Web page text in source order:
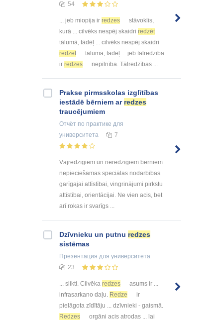
54
... jeb miopija ir redzes
stāvoklis,
kurā ... cilvēks nespēj skaidri redzēt
tālumā, tādēļ ... cilvēks nespēj skaidri
redzēt
tālumā, tādēļ ... jeb tālredzība
ir redzes nepilnība. Tālredzības ...
Prakse pirmsskolas izglītības
iestādē bērniem ar redzes
traucējumiem
Отчёт по практике для
университета
7
Vājredzīgiem un neredzīgiem bērniem
nepieciešamas speciālas nodarbības
garīgajai attīstībai, vingrinājumi pirkstu
attīstībai, orientācijai. Ne vien acis, bet
arī rokas ir svarīgs ...
Dzīvnieku un putnu redzes
sistēmas
Презентация для университета
23
... slikti. Cilvēka redzes
asums ir ...
infrasarkano daļu. Redze
ir
pielāgota zīdītāju ... dzīvnieki - gaismā.
Redzes
orgāni acis atrodas ... lai